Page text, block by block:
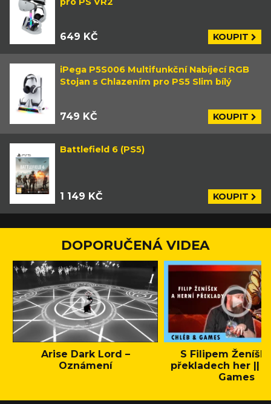
649 KČ KOUPIT
iPega P5S006 Multifunkční Nabíjecí RGB
Stojan s Chlazením pro PS5 Slim bílý
749 KČ KOUPIT
Battlefield 6 (PS5)
1 149 KČ KOUPIT
DOPORUČENÁ VIDEA
Arise Dark Lord –
Oznámení
S Filipem
překladech her ||
Games